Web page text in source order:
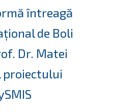
întreagă
de Boli
Dr. Matei
proiectului